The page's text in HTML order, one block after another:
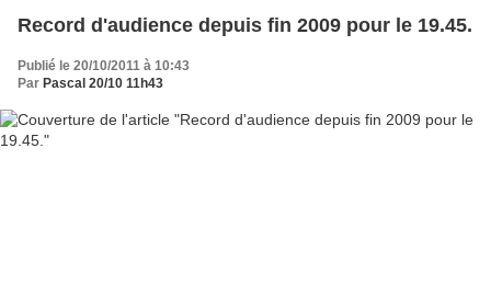
Record d'audience depuis fin 2009 pour le 19.45.
Publié le 20/10/2011 à 10:43
Par Pascal 20/10 11h43